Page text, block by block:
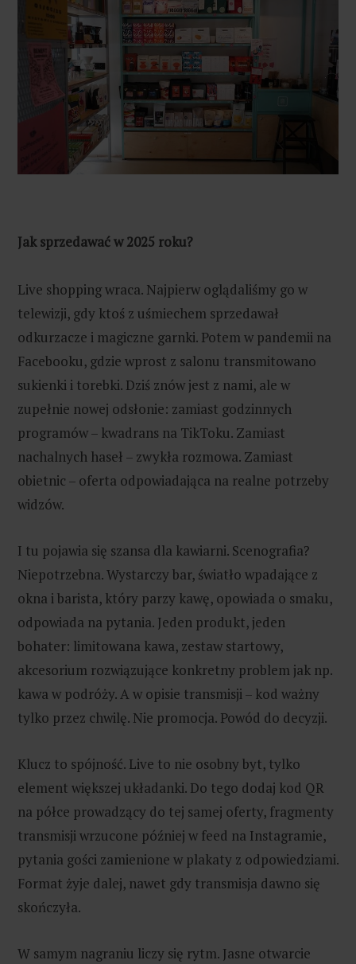
Jak sprzedawać w 2025 roku?
Live shopping wraca. Najpierw oglądaliśmy go w
telewizji, gdy ktoś z uśmiechem sprzedawał
odkurzacze i magiczne garnki. Potem w pandemii na
Facebooku, gdzie wprost z salonu transmitowano
sukienki i torebki. Dziś znów jest z nami, ale w
zupełnie nowej odsłonie: zamiast godzinnych
programów – kwadrans na TikToku. Zamiast
nachalnych haseł – zwykła rozmowa. Zamiast
obietnic – oferta odpowiadająca na realne potrzeby
widzów.
I tu pojawia się szansa dla kawiarni. Scenografia?
Niepotrzebna. Wystarczy bar, światło wpadające z
okna i barista, który parzy kawę, opowiada o smaku,
odpowiada na pytania. Jeden produkt, jeden
bohater: limitowana kawa, zestaw startowy,
akcesorium rozwiązujące konkretny problem jak np.
kawa w podróży. A w opisie transmisji – kod ważny
tylko przez chwilę. Nie promocja. Powód do decyzji.
Klucz to spójność. Live to nie osobny byt, tylko
element większej układanki. Do tego dodaj kod QR
na półce prowadzący do tej samej oferty, fragmenty
transmisji wrzucone później w feed na Instagramie,
pytania gości zamienione w plakaty z odpowiedziami.
Format żyje dalej, nawet gdy transmisja dawno się
skończyła.
W samym nagraniu liczy się rytm. Jasne otwarcie